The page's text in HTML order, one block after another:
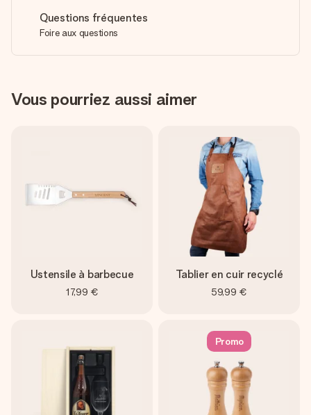
Questions fréquentes
Foire aux questions
Vous pourriez aussi aimer
Ustensile à barbecue
17,99 €
Tablier en cuir recyclé
59,99 €
Promo